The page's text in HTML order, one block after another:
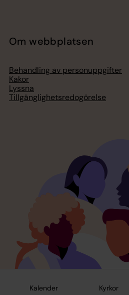
Kalender Kyrkor
Om webbplatsen
Behandling av personuppgifter
Kakor
Lyssna
Tillgänglighetsredogörelse